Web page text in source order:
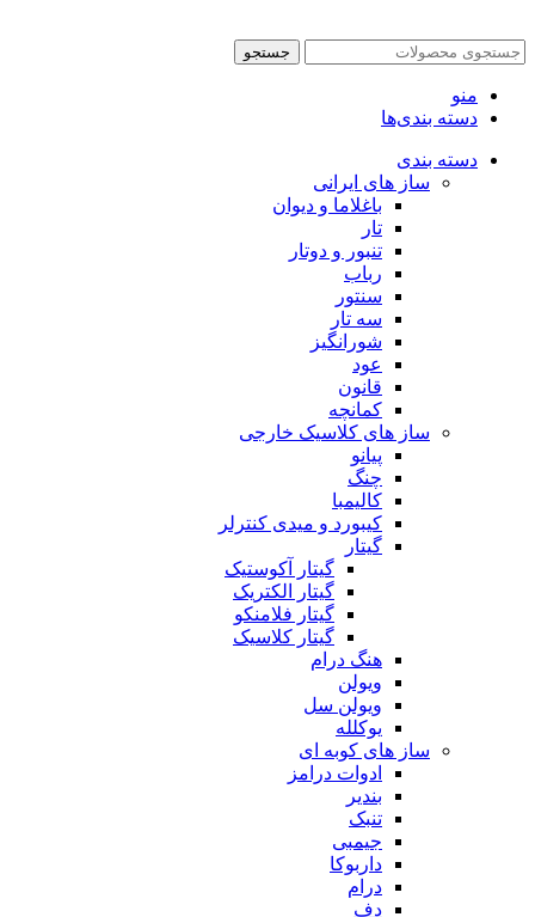
جستجو
منو
دسته بندی‌ها
دسته بندی
ساز های ایرانی
باغلاما و دیوان
تار
تنبور و دوتار
رباب
سنتور
سه تار
شورانگیز
عود
قانون
کمانچه
ساز های کلاسیک خارجی
پیانو
چنگ
کالیمبا
کیبورد و میدی کنترلر
گیتار
گیتار آکوستیک
گیتار الکتریک
گیتار فلامنکو
گیتار کلاسیک
هنگ درام
ویولن
ویولن سل
یوکلله
ساز های کوبه ای
ادوات درامز
بندیر
تنبک
جیمبی
داربوکا
درام
دف